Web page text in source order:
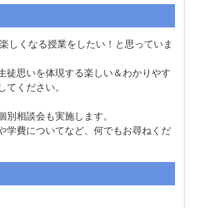
しくなる授業をしたい！と思っていま
徒思いを体現する楽しい＆わかりやす
てください。
別相談会も実施します。
学費についてなど、何でもお尋ねくだ